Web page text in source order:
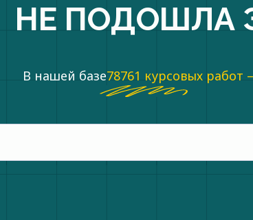
НЕ ПОДОШЛА
В нашей базе78761 курсовых работ –